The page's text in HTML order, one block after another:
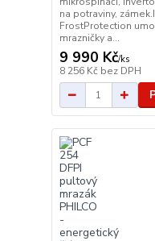
na potraviny,
FrostProtection
mrazničky a...
9 990 Kč/ks
8 256 Kč bez DPH